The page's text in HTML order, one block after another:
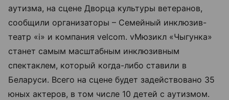
аутизма, на сцене Дворца культуры ветеранов,
сообщили организаторы – Семейный инклюзив-
театр «i» и компания velcom. vМюзикл «Чыгунка»
станет самым масштабным инклюзивным
спектаклем, который когда-либо ставили в
Беларуси. Всего на сцене будет задействовано 35
юных актеров, в том числе 10 детей с аутизмом.